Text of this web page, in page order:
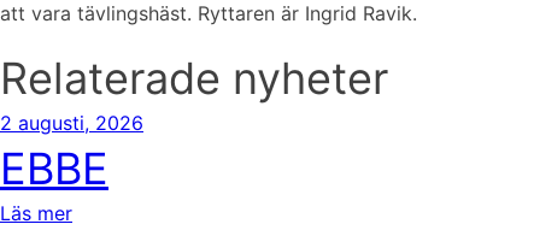
att vara tävlingshäst. Ryttaren är Ingrid Ravik.
Relaterade nyheter
2 augusti, 2026
EBBE
Läs mer